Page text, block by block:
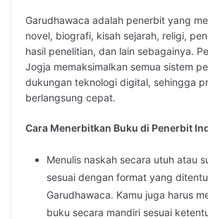
Garudhawaca adalah penerbit yang
novel, biografi, kisah sejarah, religi,
hasil penelitian, dan lain sebagainya.
Jogja memaksimalkan semua sistem
dukungan teknologi digital, sehingga
berlangsung cepat.
Cara Menerbitkan Buku di Penerbit
Menulis naskah secara utuh atau
sesuai dengan format yang
Garudhawaca. Kamu juga harus
buku secara mandiri sesuai